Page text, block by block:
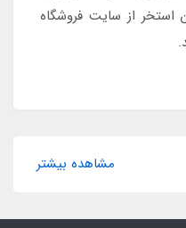
از سایت فروشگاه
مشاهده بیشتر